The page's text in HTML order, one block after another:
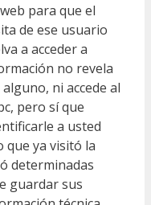
para que el
de ese usuario
a acceder a
no revela
ni accede al
pero sí que
a usted
que ya visitó la
determinadas
guardar sus